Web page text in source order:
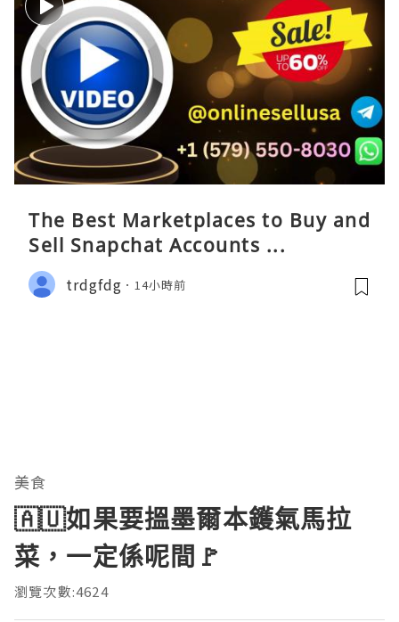
The Best Marketplaces to Buy and
Sell Snapchat Accounts ...
trdgfdg 14小時前
美食
🇦🇺如果要搵墨爾本鑊氣馬拉
菜，一定係呢間🚩
瀏覽次數:4624